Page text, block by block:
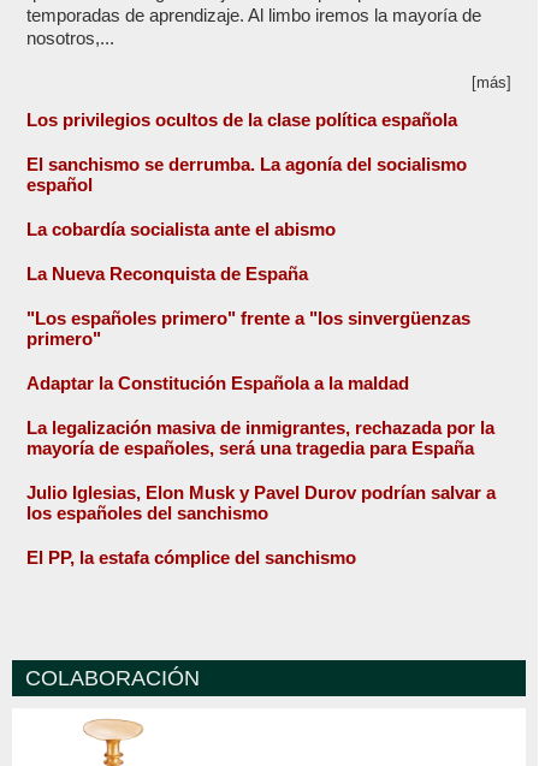
temporadas de aprendizaje. Al limbo iremos la mayoría de
nosotros,...
[más]
Los privilegios ocultos de la clase política española
El sanchismo se derrumba. La agonía del socialismo
español
La cobardía socialista ante el abismo
La Nueva Reconquista de España
"Los españoles primero" frente a "los sinvergüenzas
primero"
Adaptar la Constitución Española a la maldad
La legalización masiva de inmigrantes, rechazada por la
mayoría de españoles, será una tragedia para España
Julio Iglesias, Elon Musk y Pavel Durov podrían salvar a
los españoles del sanchismo
El PP, la estafa cómplice del sanchismo
COLABORACIÓN